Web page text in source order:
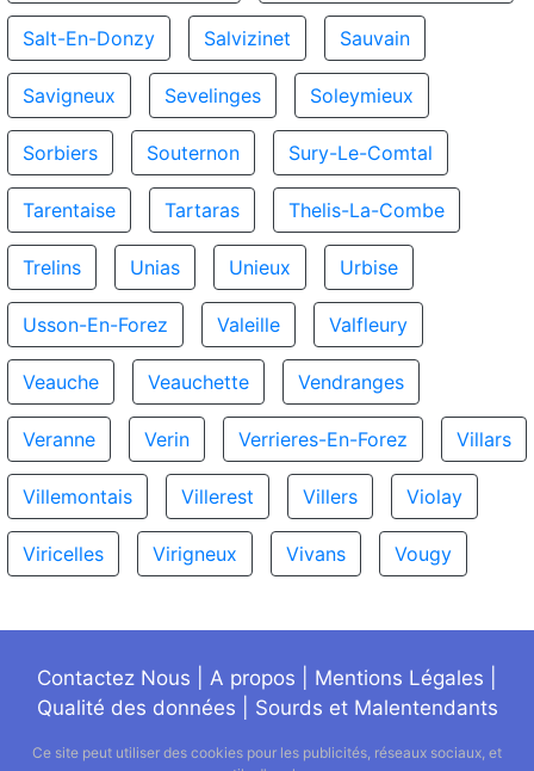
Salt-En-Donzy Salvizinet Sauvain
Savigneux Sevelinges Soleymieux
Sorbiers Souternon Sury-Le-Comtal
Tarentaise Tartaras Thelis-La-Combe
Trelins Unias Unieux Urbise
Usson-En-Forez Valeille Valfleury
Veauche Veauchette Vendranges
Veranne Verin Verrieres-En-Forez Villars
Villemontais Villerest Villers Violay
Viricelles Virigneux Vivans Vougy
Contactez Nous A propos Mentions Légales
Qualité des données
Sourds et Malentendants
Ce site peut utiliser des cookies pour les publicités, réseaux sociaux, et